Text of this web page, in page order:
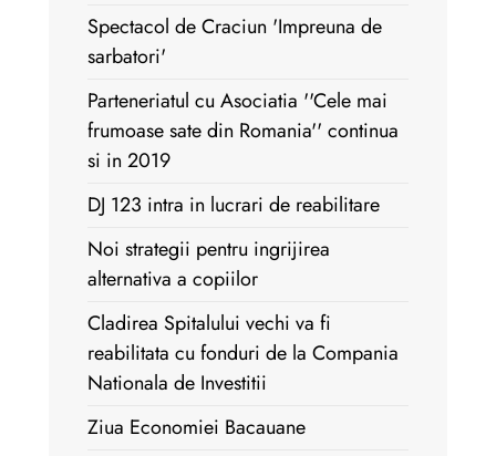
Spectacol de Craciun 'Impreuna de
sarbatori'
Parteneriatul cu Asociatia ''Cele mai
frumoase sate din Romania'' continua
si in 2019
DJ 123 intra in lucrari de reabilitare
Noi strategii pentru ingrijirea
alternativa a copiilor
Cladirea Spitalului vechi va fi
reabilitata cu fonduri de la Compania
Nationala de Investitii
Ziua Economiei Bacauane